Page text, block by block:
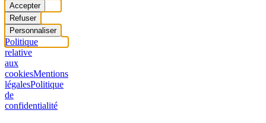
Accepter
Refuser
Personnaliser
Politique
relative
aux
cookiesMentions
légalesPolitique
de
confidentialité